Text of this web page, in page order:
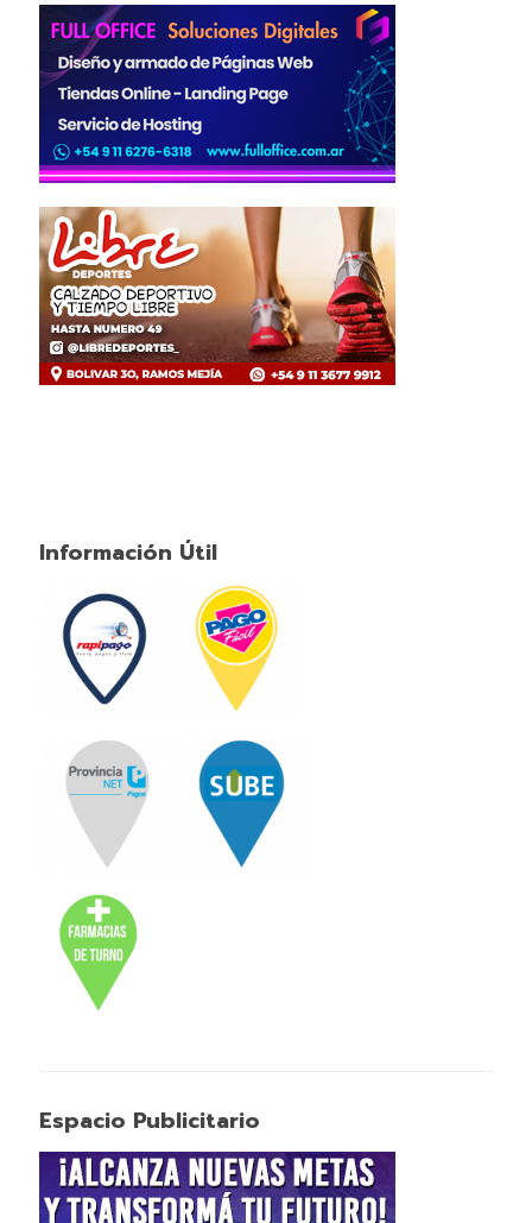
Información Útil
Espacio Publicitario